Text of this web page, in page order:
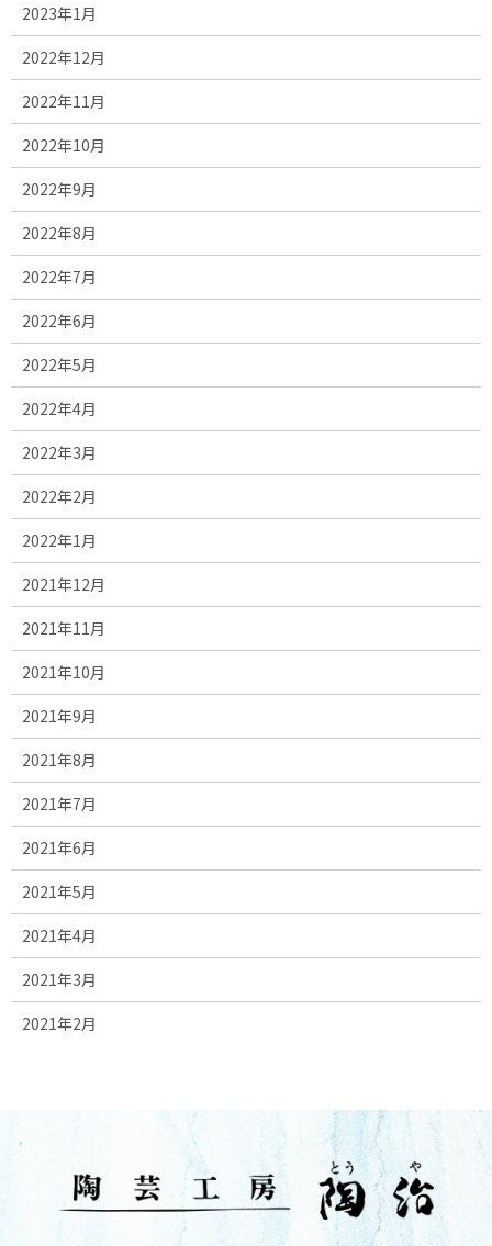
2023年1月
2022年12月
2022年11月
2022年10月
2022年9月
2022年8月
2022年7月
2022年6月
2022年5月
2022年4月
2022年3月
2022年2月
2022年1月
2021年12月
2021年11月
2021年10月
2021年9月
2021年8月
2021年7月
2021年6月
2021年5月
2021年4月
2021年3月
2021年2月